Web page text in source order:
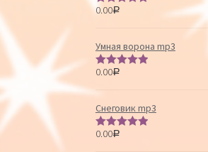
Оценка
0.00Р
Умная ворона mp3
Оценка
0.00Р
Снеговик mp3
Оценка
0.00Р